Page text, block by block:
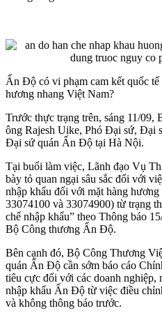
Ấn Độ có vi phạm cam kết quốc
hương nhang Việt Nam?
Trước thực trạng trên, sáng 11/
ông Rajesh Uike, Phó Đại sứ, Đại
Đại sứ quán Ấn Độ tại Hà Nội.
Tại buổi làm việc, Lãnh đạo Vụ
bày tỏ quan ngại sâu sắc đối với
nhập khẩu đối với mặt hàng
33074100 và 33074900) từ trạng
chế nhập khẩu” theo Thông báo
Bộ Công thương Ấn Độ.
Bên cạnh đó, Bộ Công Thương
quán Ấn Độ cần sớm báo cáo
tiêu cực đối với các doanh
nhập khẩu Ấn Độ từ việc điều
và không thông báo trước.